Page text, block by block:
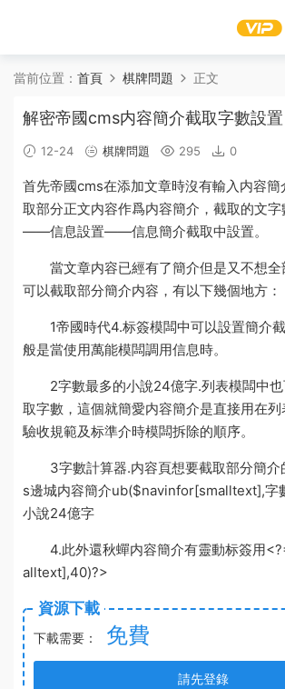
當前位置： 首頁 棋牌問題 正文
解密帝國cms内容簡介截取字數設置
12-24 棋牌問題 295 0
首先帝國cms在添加文章時沒有輸入内容簡
取部分正文内容作爲内容簡介 ，截取的文字
——信息設置——信息簡介截取中設置。
當文章内容已經有了簡介但是又不想全
可以截取部分簡介内容，有以下幾個地方：
1帝國時代4.标簽模闆中可以設置簡介
般是當使用萬能模闆調用信息時。
2字數最多的小說24億字.列表模闆中
取字數，這個就簡愛内容簡介是直接用在
驗收規範及标準介時模闆拆除的順序。
3字數計算器.内容頁想要截取部分簡
s邊城内容簡介ub($navinfor[smalltext],字
小說24億字
4.此外還秋蟬内容簡介有靈動标簽用
alltext],40)?>
資源下載
下載需要： 免費
請先登錄